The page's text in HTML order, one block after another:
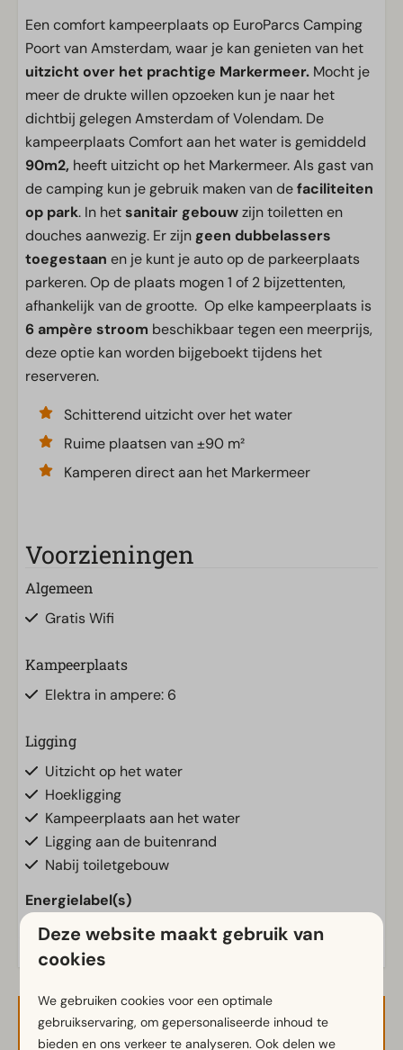
Een comfort kampeerplaats op EuroParcs Camping
Poort van Amsterdam, waar je kan genieten van het
uitzicht over het prachtige Markermeer. Mocht je
meer de drukte willen opzoeken kun je naar het
dichtbij gelegen Amsterdam of Volendam. De
kampeerplaats Comfort aan het water is gemiddeld
90m2, heeft uitzicht op het Markermeer. Als gast van
de camping kun je gebruik maken van defaciliteiten
op park. In hetsanitair gebouwzijn toiletten en
douches aanwezig. Er zijn geen dubbelassers
toegestaan en je kunt je auto op de parkeerplaats
parkeren. Op de plaats mogen 1 of 2 bijzettenten,
afhankelijk van de grootte. Op elke kampeerplaats is
6 ampère stroom beschikbaar tegen een meerprijs,
deze optie kan worden bijgeboekt tijdens het
reserveren.
Schitterend uitzicht over het water
Ruime plaatsen van ±90 m²
Kamperen direct aan het Markermeer
Voorzieningen
Algemeen
Gratis Wifi
Kampeerplaats
Elektra in ampere: 6
Ligging
Uitzicht op het water
Hoekligging
Kampeerplaats aan het water
Ligging aan de buitenrand
Nabij toiletgebouw
Energielabel(s)
Beschikbaarheid en prijs
Deze website maakt gebruik van
cookies
We gebruiken cookies voor een optimale
gebruikservaring, om gepersonaliseerde inhoud te
bieden en ons verkeer te analyseren. Ook delen we